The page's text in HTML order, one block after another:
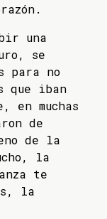
una
se
para no
que iban
en muchas
de
de la
la
te
la